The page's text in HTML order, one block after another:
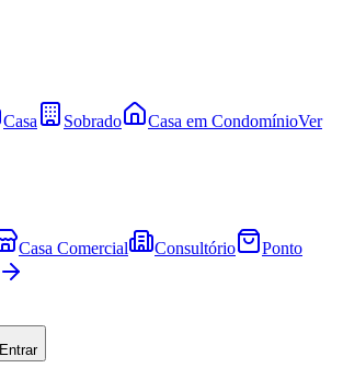
Casa Sobrado Casa em CondomínioVer
Casa Comercial Consultório
Ponto
Entrar